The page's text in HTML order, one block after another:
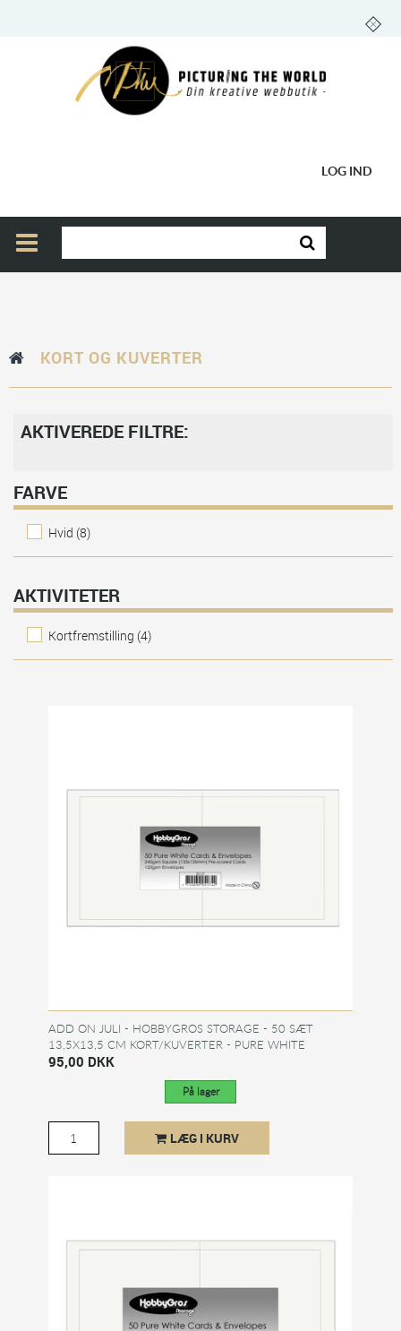
LOG IND
KORT OG KUVERTER
AKTIVEREDE FILTRE:
FARVE
Hvid (8)
AKTIVITETER
Kortfremstilling (4)
ADD ON JULI - HOBBYGROS STORAGE - 50 SÆT
13,5X13,5 CM KORT/KUVERTER - PURE WHITE
95,00 DKK
På lager
LÆG I KURV